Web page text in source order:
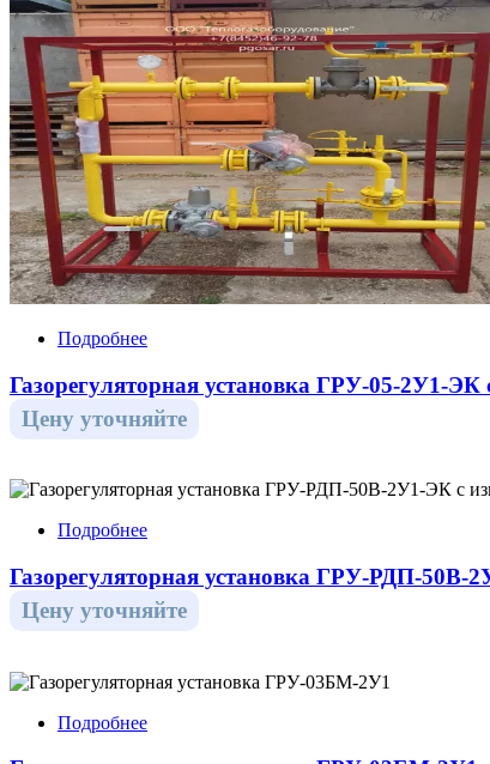
Подробнее
Газорегуляторная установка ГРУ-05-2У1-
Цену уточняйте
Подробнее
Газорегуляторная установка ГРУ-РДП-50В-
Цену уточняйте
Подробнее